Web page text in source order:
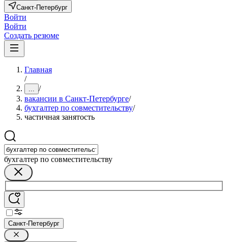
Санкт-Петербург
Войти
Войти
Создать резюме
Главная
/
... /
вакансии в Санкт-Петербурге/
бухгалтер по совместительству/
частичная занятость
бухгалтер по совместительству
Санкт-Петербург